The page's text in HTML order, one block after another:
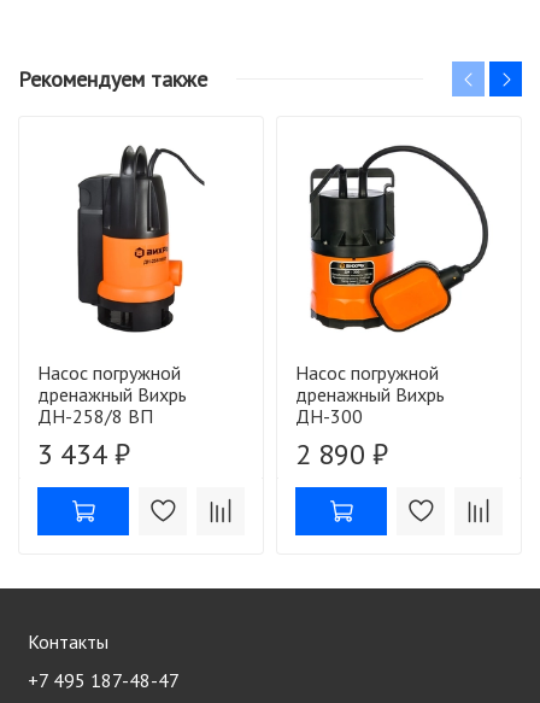
Рекомендуем также
Насос погружной
дренажный Вихрь
ДН-258/8 ВП
3 434 ₽
Насос погружной
дренажный Вихрь
ДН-300
2 890 ₽
Контакты
+7 495 187-48-47